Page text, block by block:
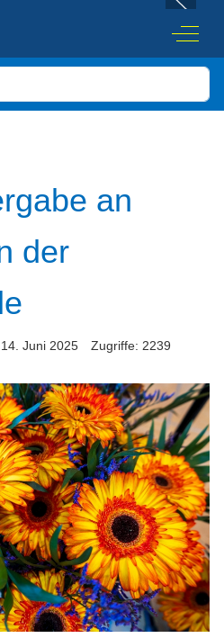
Off-
an
der
Juni 2025 Zugriffe: 2239